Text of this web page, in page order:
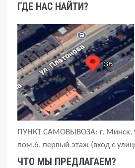
ГДЕ НАС НАЙТИ?
ПУНКТ САМОВЫВОЗА: г. Минск,
пом.6, первый этаж (вход с
ЧТО МЫ ПРЕДЛАГАЕМ?